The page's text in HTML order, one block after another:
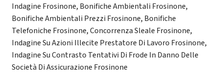
Indagine Frosinone, Bonifiche Ambientali Frosinone,
Bonifiche Ambientali Prezzi Frosinone, Bonifiche
Telefoniche Frosinone,Concorrenza Sleale Frosinone,
Indagine Su Azioni Illecite Prestatore Di Lavoro Frosinone,
Indagine Su Contrasto Tentativi Di Frode In Danno Delle
Società Di Assicurazione Frosinone